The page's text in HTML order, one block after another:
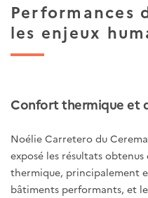
Performances
les enjeux
Confort thermique et
Noélie Carretero du
exposé les résultats
thermique, principalement
bâtiments performants, et